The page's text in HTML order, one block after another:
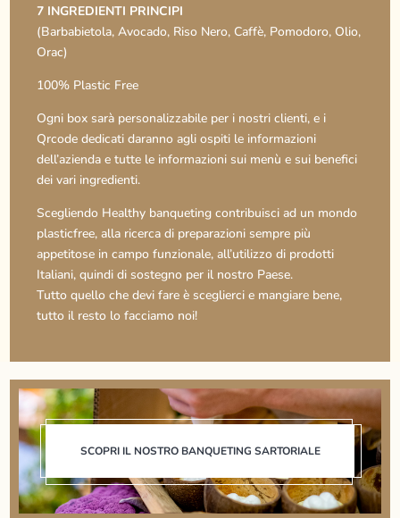
7 INGREDIENTI PRINCIPI
(Barbabietola, Avocado, Riso Nero, Caffè, Pomodoro, Olio,
Orac)
100% Plastic Free
Ogni box sarà personalizzabile per i nostri clienti, e i
Qrcode dedicati daranno agli ospiti le informazioni
dell’azienda e tutte le informazioni sui menù e sui benefici
dei vari ingredienti.
Scegliendo Healthy banqueting contribuisci ad un mondo
plasticfree, alla ricerca di preparazioni sempre più
appetitose in campo funzionale, all’utilizzo di prodotti
Italiani, quindi di sostegno per il nostro Paese.
Tutto quello che devi fare è sceglierci e mangiare bene,
tutto il resto lo facciamo noi!
SCOPRI IL NOSTRO BANQUETING SARTORIALE